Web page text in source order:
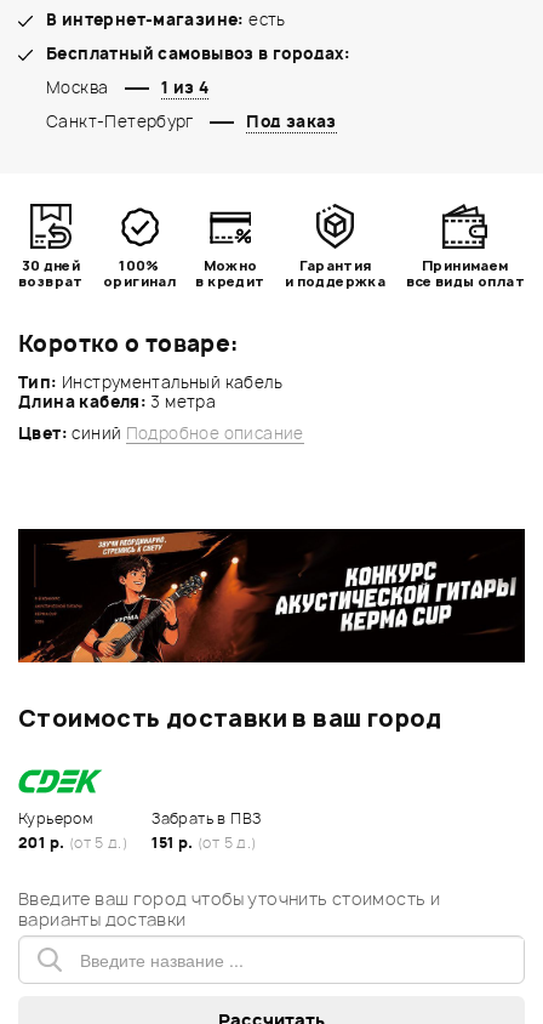
Коротко о товаре:
Тип: Инструментальный кабель
Длина кабеля: 3 метра
Цвет: синий Подробное описание
В интернет-магазине: есть
Бесплатный самовывоз в городах:
Москва
1 из 4
Санкт-Петербург
Под заказ
30 дней
возврат
100%
оригинал
Можно
в кредит
Гарантия
и поддержка
Принимаем
все виды оплат
Стоимость доставки в ваш город
Курьером
201 р. (от 5 д.)
Забрать в ПВЗ
151 р. (от 5 д.)
Введите ваш город чтобы уточнить стоимость и
варианты доставки